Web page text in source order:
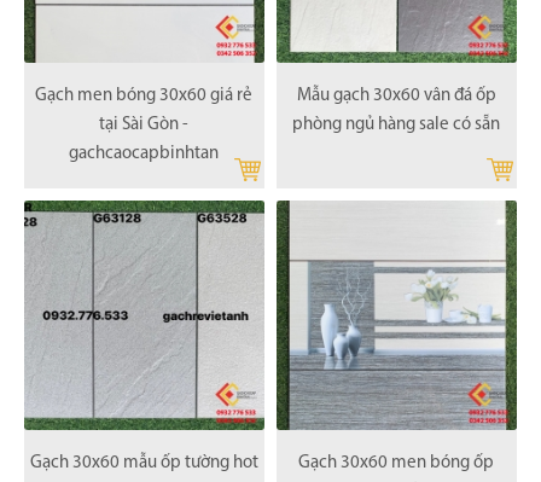
Gạch men bóng 30x60 giá rẻ
tại Sài Gòn -
gachcaocapbinhtan
Mẫu gạch 30x60 vân đá ốp
phòng ngủ hàng sale có sẵn
Gạch 30x60 mẫu ốp tường hot
Gạch 30x60 men bóng ốp